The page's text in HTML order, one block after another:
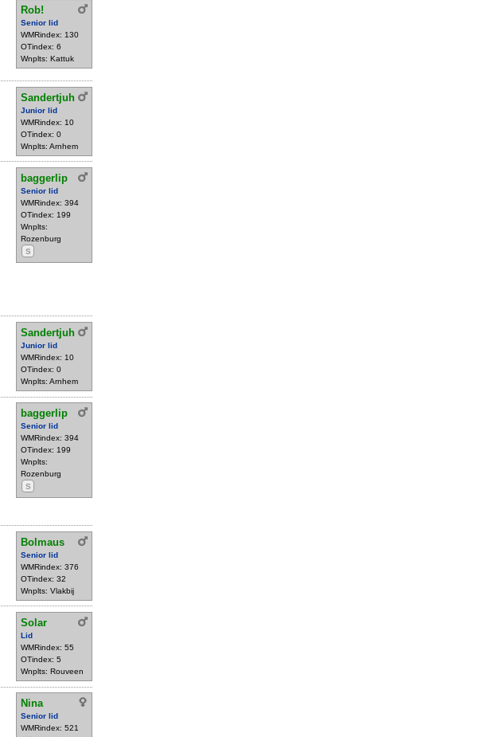
Rob!
Senior lid
WMRindex: 130
OTindex: 6
Wnplts: Kattuk
Sandertjuh
Junior lid
WMRindex: 10
OTindex: 0
Wnplts: Arnhem
baggerlip
Senior lid
WMRindex: 394
OTindex: 199
Wnplts:
Rozenburg
S
Sandertjuh
Junior lid
WMRindex: 10
OTindex: 0
Wnplts: Arnhem
baggerlip
Senior lid
WMRindex: 394
OTindex: 199
Wnplts:
Rozenburg
S
Bolmaus
Senior lid
WMRindex: 376
OTindex: 32
Wnplts: Vlakbij
Solar
Lid
WMRindex: 55
OTindex: 5
Wnplts: Rouveen
Nina
Senior lid
WMRindex: 521